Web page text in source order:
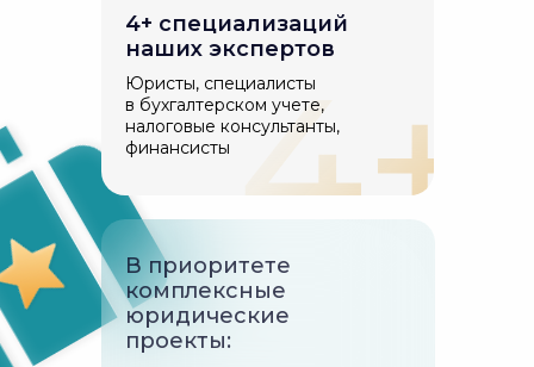
В приоритете
комплексные
юридические
проекты:
Юристы, специалисты
в бухгалтерском учете,
налоговые консультанты,
финансисты
4+ специализаций
наших экспертов